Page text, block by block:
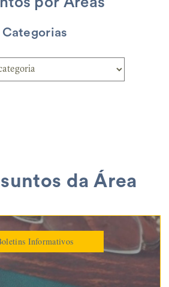
Categorias
da Área
Informativos